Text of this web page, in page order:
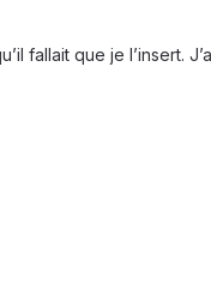
fallait que je l’insert.